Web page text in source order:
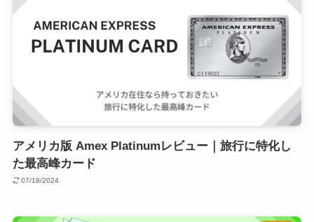
アメリカ版 Amex Platinumレビュー｜旅行に特化し
た最高峰カード
07/18/2024